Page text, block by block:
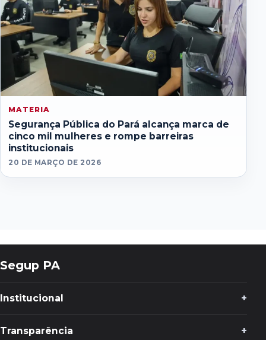
MATERIA
Segurança Pública do Pará alcança marca de
cinco mil mulheres e rompe barreiras
institucionais
20 DE MARÇO DE 2026
Segup PA
Institucional
Transparência